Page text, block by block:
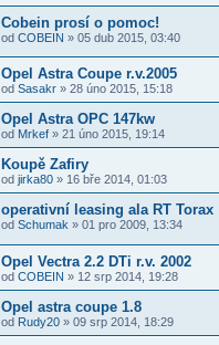
Cobein prosí o pomoc!
od COBEIN » 05 dub 2015, 03:40
Opel Astra Coupe r.v.2005
od Sasakr » 28 úno 2015, 15:18
Opel Astra OPC 147kw
od Mrkef » 21 úno 2015, 19:14
Koupě Zafiry
od jirka80 » 16 bře 2014, 01:03
operativní leasing ala RT Torax
od Schumak » 01 pro 2009, 13:34
Opel Vectra 2.2 DTi r.v. 2002
od COBEIN » 12 srp 2014, 19:28
Opel astra coupe 1.8
od Rudy20 » 09 srp 2014, 18:29